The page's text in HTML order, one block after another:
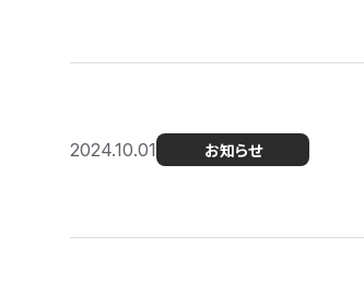
2024.10.01 お知らせ